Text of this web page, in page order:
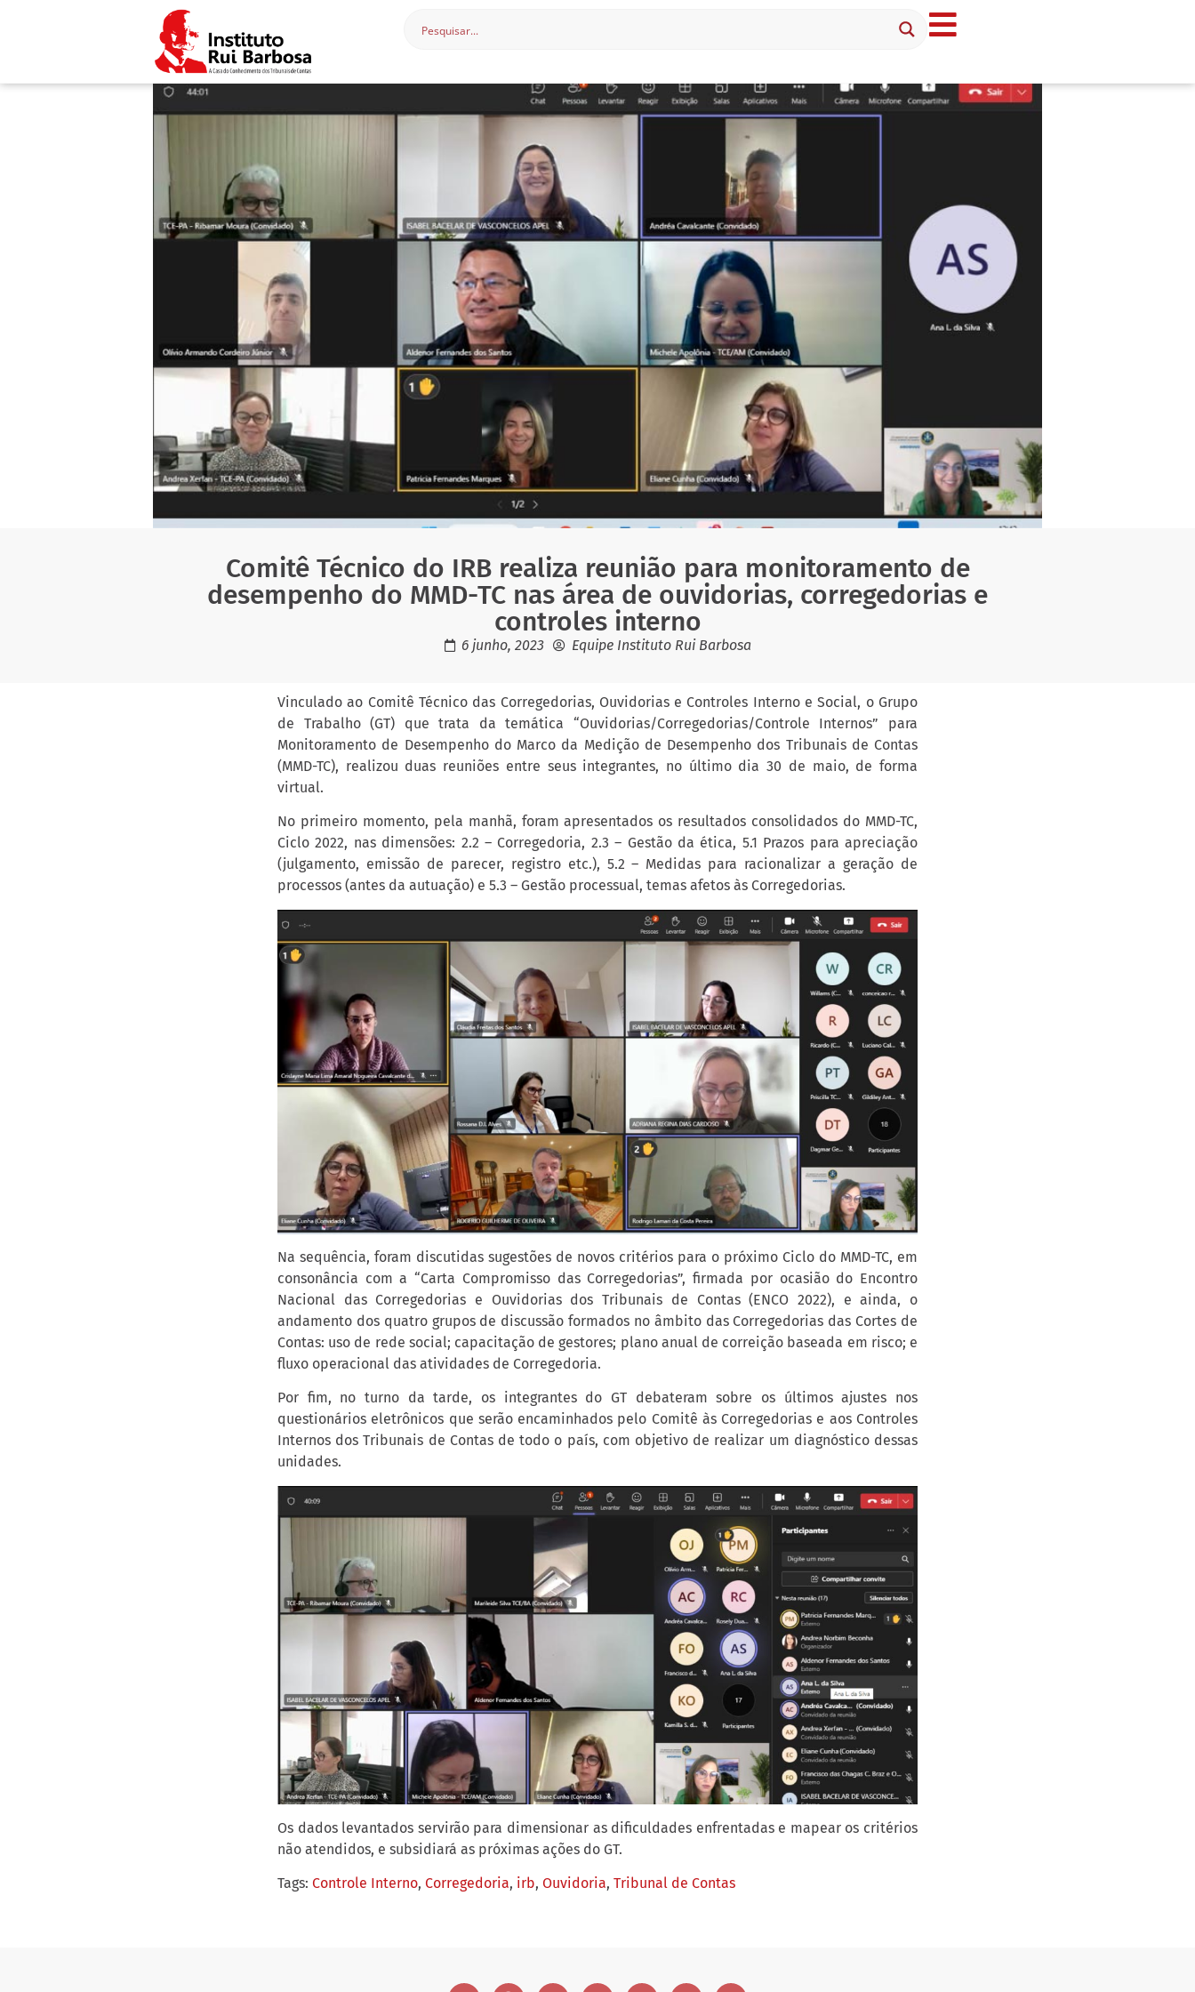
Comitê Técnico do IRB realiza reunião para monitoramento de
desempenho do MMD-TC nas área de ouvidorias, corregedorias e
controles interno
6 junho, 2023 Equipe Instituto Rui Barbosa
Vinculado ao Comitê Técnico das Corregedorias, Ouvidorias e Controles Interno e Social, o Grupo
de Trabalho (GT) que trata da temática “Ouvidorias/Corregedorias/Controle Internos” para
Monitoramento de Desempenho do Marco da Medição de Desempenho dos Tribunais de Contas
(MMD-TC), realizou duas reuniões entre seus integrantes, no último dia 30 de maio, de forma
virtual.
No primeiro momento, pela manhã, foram apresentados os resultados consolidados do MMD-TC,
Ciclo 2022, nas dimensões: 2.2 – Corregedoria, 2.3 – Gestão da ética, 5.1 Prazos para apreciação
(julgamento, emissão de parecer, registro etc.), 5.2 – Medidas para racionalizar a geração de
processos (antes da autuação) e 5.3 – Gestão processual, temas afetos às Corregedorias.
Na sequência, foram discutidas sugestões de novos critérios para o próximo Ciclo do MMD-TC, em
consonância com a “Carta Compromisso das Corregedorias”, firmada por ocasião do Encontro
Nacional das Corregedorias e Ouvidorias dos Tribunais de Contas (ENCO 2022), e ainda, o
andamento dos quatro grupos de discussão formados no âmbito das Corregedorias das Cortes de
Contas: uso de rede social; capacitação de gestores; plano anual de correição baseada em risco; e
fluxo operacional das atividades de Corregedoria.
Por fim, no turno da tarde, os integrantes do GT debateram sobre os últimos ajustes nos
questionários eletrônicos que serão encaminhados pelo Comitê às Corregedorias e aos Controles
Internos dos Tribunais de Contas de todo o país, com objetivo de realizar um diagnóstico dessas
unidades.
Os dados levantados servirão para dimensionar as dificuldades enfrentadas e mapear os critérios
não atendidos, e subsidiará as próximas ações do GT.
Tags: Controle Interno, Corregedoria, irb, Ouvidoria, Tribunal de Contas